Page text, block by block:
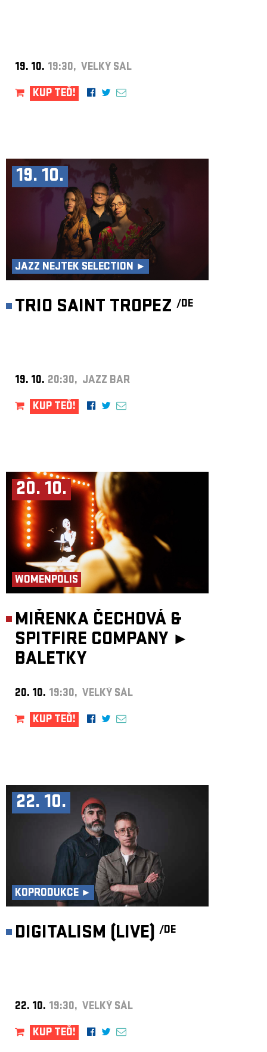
19. 10. 19:30, VELKÝ SÁL
KUP TEĎ!
19. 10.
JAZZ NEJTEK SELECTION ►
TRIO SAINT TROPEZ /DE
19. 10. 20:30, JAZZ BAR
KUP TEĎ!
20. 10.
WOMENPOLIS
MIŘENKA ČECHOVÁ &
SPITFIRE COMPANY ►
BALETKY
20. 10. 19:30, VELKÝ SÁL
KUP TEĎ!
22. 10.
KOPRODUKCE ►
DIGITALISM (LIVE) /DE
22. 10. 19:30, VELKÝ SÁL
KUP TEĎ!